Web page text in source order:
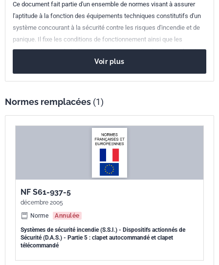
Ce document fait partie d'un ensemble de normes visant à assurer
l'aptitude à la fonction des équipements techniques constitutifs d'un
système concourant à la sécurité contre les risques d'incendie et de
panique. Il fixe les conditions de fonctionnement ainsi que les
caractéristiques générales et prescriptions particulières aux clapets
coupe-feu en tant que D.A.S. Il traite des clapets autocommandés et
des clapets télécommandés.
Voir plus
Normes remplacées (1)
NF S61-937-5
décembre 2005
Norme
Annulée
Systèmes de sécurité incendie (S.S.I.) - Dispositifs actionnés de
Sécurité (D.A.S.) - Partie 5 : clapet autocommandé et clapet
télécommandé